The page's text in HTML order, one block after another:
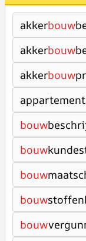
akkerbouw
akkerbouw
akkerbouw
bouw
bouw
bouw
bouw
bouw